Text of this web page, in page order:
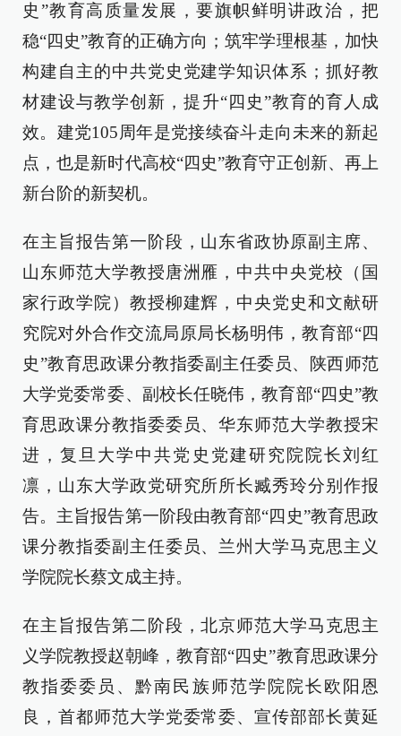
史”教育高质量发展，要旗帜鲜明讲政治，把
稳“四史”教育的正确方向；筑牢学理根基，加快
构建自主的中共党史党建学知识体系；抓好教
材建设与教学创新，提升“四史”教育的育人成
效。建党105周年是党接续奋斗走向未来的新起
点，也是新时代高校“四史”教育守正创新、再上
新台阶的新契机。
在主旨报告第一阶段，山东省政协原副主席、
山东师范大学教授唐洲雁，中共中央党校（国
家行政学院）教授柳建辉，中央党史和文献研
究院对外合作交流局原局长杨明伟，教育部“四
史”教育思政课分教指委副主任委员、陕西师范
大学党委常委、副校长任晓伟，教育部“四史”教
育思政课分教指委委员、华东师范大学教授宋
进，复旦大学中共党史党建研究院院长刘红
凛，山东大学政党研究所所长臧秀玲分别作报
告。主旨报告第一阶段由教育部“四史”教育思政
课分教指委副主任委员、兰州大学马克思主义
学院院长蔡文成主持。
在主旨报告第二阶段，北京师范大学马克思主
义学院教授赵朝峰，教育部“四史”教育思政课分
教指委委员、黔南民族师范学院院长欧阳恩
良，首都师范大学党委常委、宣传部部长黄延